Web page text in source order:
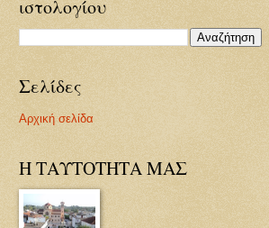
ιστολογίου
Σελίδες
Αρχική σελίδα
Η ΤΑΥΤΟΤΗΤΑ ΜΑΣ